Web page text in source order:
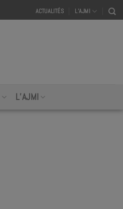
ACTUALITÉS L’AJMI
L’AJMI